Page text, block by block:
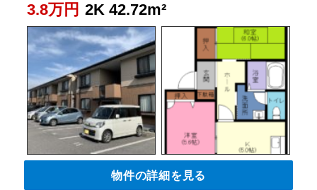
3.8万円 2K 42.72m²
物件の詳細を見る